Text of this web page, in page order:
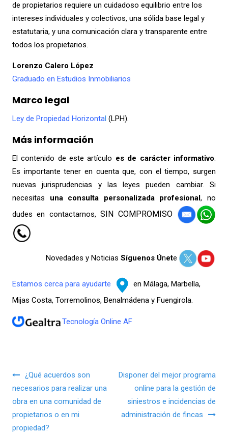
de propietarios requiere un cuidadoso equilibrio entre los
intereses individuales y colectivos, una sólida base legal y
estatutaria, y una comunicación clara y transparente entre
todos los propietarios.
Lorenzo Calero López
Graduado en Estudios Inmobiliarios
Marco legal
Ley de Propiedad Horizontal (LPH).
Más información
El contenido de este artículo es de carácter informativo.
Es importante tener en cuenta que, con el tiempo, surgen
nuevas jurisprudencias y las leyes pueden cambiar. Si
necesitas una consulta personalizada profesional, no
dudes en contactarnos,SIN COMPROMISO
Novedades y NoticiasSíguenos Únete
Estamos cerca para ayudarte
en Málaga, Marbella,
Mijas Costa, Torremolinos, Benalmádena y Fuengirola.
Tecnología Online AF
Navegación de entradas
¿Qué acuerdos son
necesarios para realizar una
obra en una comunidad de
propietarios o en mi
propiedad?
Disponer del mejor programa
online para la gestión de
siniestros e incidencias de
administración de fincas